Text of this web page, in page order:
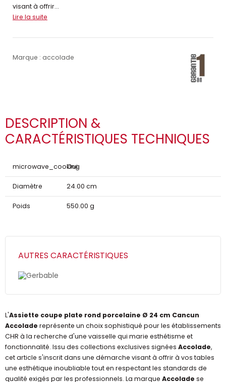
visant à offrir...
Lire la suite
Marque : accolade
DESCRIPTION &
CARACTÉRISTIQUES TECHNIQUES
microwave_cooking
Oui
Diamètre 24.00 cm
Poids 550.00 g
AUTRES CARACTÉRISTIQUES
Gerbable
L'Assiette coupe plate rond porcelaine Ø 24 cm Cancun
Accolade représente un choix sophistiqué pour les établissements
CHR à la recherche d'une vaisselle qui marie esthétisme et
fonctionnalité. Issu des collections exclusives signées Accolade,
cet article s'inscrit dans une démarche visant à offrir à vos tables
une esthétique inoubliable tout en respectant les standards de
qualité exigés par les professionnels. La marque Accolade se